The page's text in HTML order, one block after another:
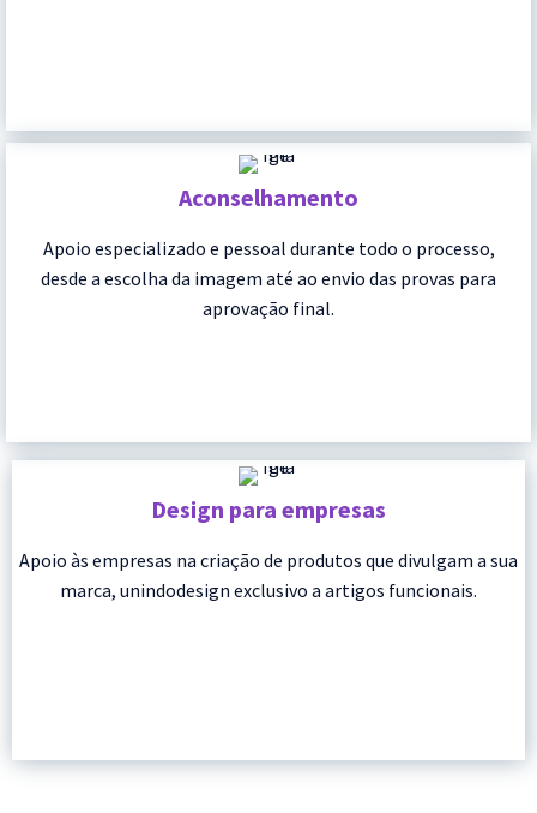
Aconselhamento
Apoio especializado e pessoal durante todo o processo,
desde a escolha da imagem até ao envio das provas para
aprovação final.
Design para empresas
Apoio às empresas na criação de produtos que divulgam a sua
marca, unindodesign exclusivo a artigos funcionais.